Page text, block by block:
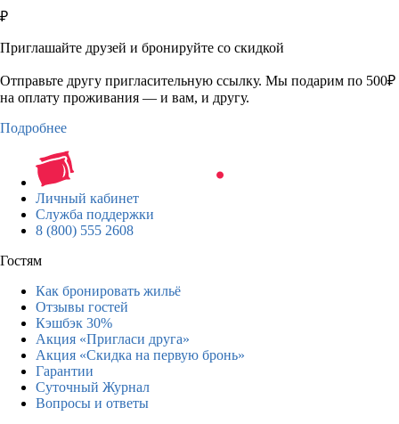
₽
Приглашайте друзей и бронируйте со скидкой
Отправьте другу пригласительную ссылку. Мы подарим по 500₽
на оплату проживания — и вам, и другу.
Подробнее
Личный кабинет
Служба поддержки
8 (800) 555 2608
Гостям
Как бронировать жильё
Отзывы гостей
Кэшбэк 30%
Акция «Пригласи друга»
Акция «Скидка на первую бронь»
Гарантии
Суточный Журнал
Вопросы и ответы